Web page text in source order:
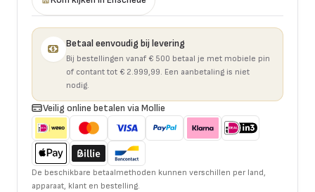
Betaal eenvoudig bij levering
Bij bestellingen vanaf € 500 betaal je met mobiele pin
of contant tot € 2.999,99. Een aanbetaling is niet
nodig.
Veilig online betalen via Mollie
De beschikbare betaalmethoden kunnen verschillen per land,
apparaat, klant en bestelling.